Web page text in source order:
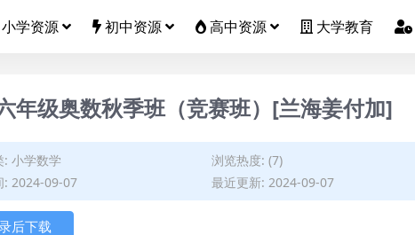
小学资源 初中资源 高中资源 大学教育
年级奥数秋季班（竞赛班）[兰海姜付加]
: 小学数学
浏览热度: (7)
: 2024-09-07
最近更新: 2024-09-07
后下载